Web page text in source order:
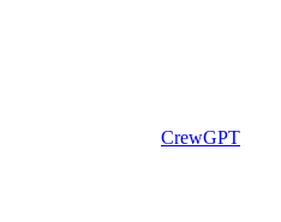
CrewGPT